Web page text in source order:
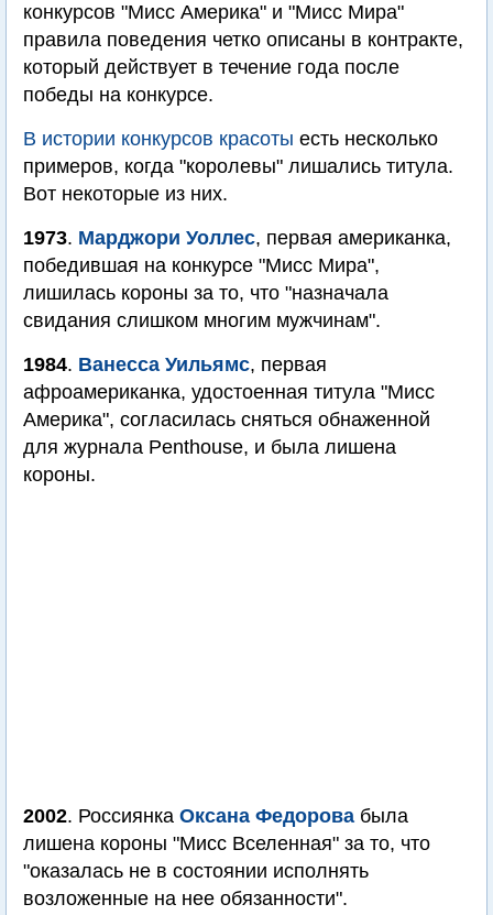
конкурсов "Мисс Америка" и "Мисс Мира"
правила поведения четко описаны в контракте,
который действует в течение года после
победы на конкурсе.
В истории конкурсов красоты есть несколько
примеров, когда "королевы" лишались титула.
Вот некоторые из них.
1973. Марджори Уоллес, первая американка,
победившая на конкурсе "Мисс Мира",
лишилась короны за то, что "назначала
свидания слишком многим мужчинам".
1984. Ванесса Уильямс, первая
афроамериканка, удостоенная титула "Мисс
Америка", согласилась сняться обнаженной
для журнала Penthouse, и была лишена
короны.
2002. Россиянка Оксана Федорова была
лишена короны "Мисс Вселенная" за то, что
"оказалась не в состоянии исполнять
возложенные на нее обязанности".